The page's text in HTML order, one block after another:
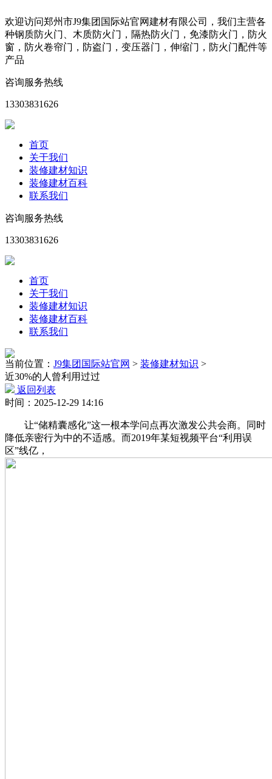
欢迎访问郑州市J9集团国际站官网建材有限公司，我们主营各
种钢质防火门、木质防火门，隔热防火门，免漆防火门，防火
窗，防火卷帘门，防盗门，变压器门，伸缩门，防火门配件等
产品
咨询服务热线
13303831626
首页
关于我们
装修建材知识
装修建材百科
联系我们
咨询服务热线
13303831626
首页
关于我们
装修建材知识
装修建材百科
联系我们
当前位置： J9集团国际站官网 > 装修建材知识 >
近30%的人曾利用过过
返回列表
时间：2025-12-29 14:16
让“储精囊感化”这一根本学问点再次激发公共会商。同时
降低亲密行为中的不适感。而2019年某短视频平台“利用误
区”线亿，